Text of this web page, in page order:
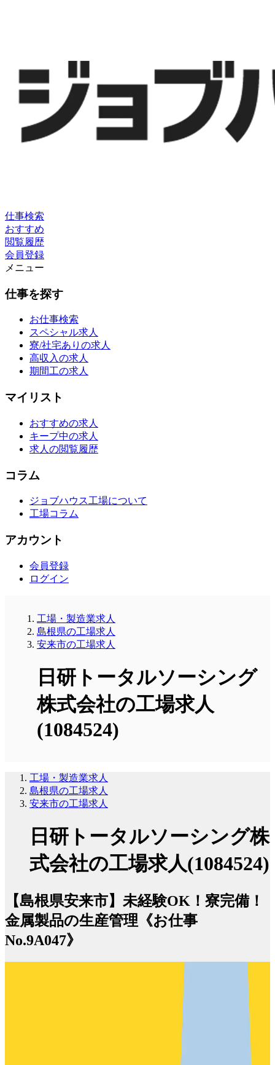
仕事検索
おすすめ
閲覧履歴
会員登録
メニュー
仕事を探す
お仕事検索
スペシャル求人
寮/社宅ありの求人
高収入の求人
期間工の求人
マイリスト
おすすめの求人
キープ中の求人
求人の閲覧履歴
コラム
ジョブハウス工場について
工場コラム
アカウント
会員登録
ログイン
工場・製造業求人
島根県の工場求人
安来市の工場求人
日研トータルソーシング
株式会社の工場求人
(1084524)
工場・製造業求人
島根県の工場求人
安来市の工場求人
日研トータルソーシング株
式会社の工場求人(1084524)
【島根県安来市】未経験OK！寮完備！
金属製品の生産管理《お仕事
No.9A047》